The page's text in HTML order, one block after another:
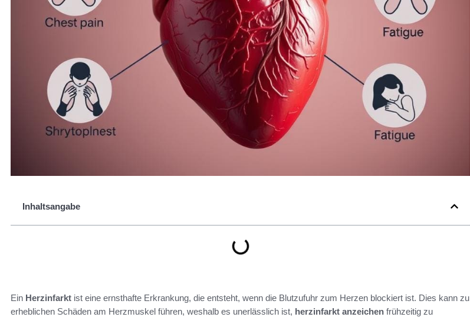
Inhaltsangabe
Ein Herzinfarkt ist eine ernsthafte Erkrankung, die entsteht, wenn die Blutzufuhr zum Herzen blockiert ist. Dies kann zu
erheblichen Schäden am Herzmuskel führen, weshalb es unerlässlich ist, herzinfarkt anzeichen frühzeitig zu